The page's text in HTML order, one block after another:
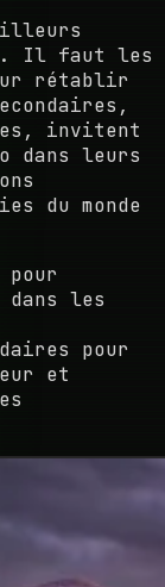
Il faut les
rétablir
invitent
dans leurs
du monde
les
pour
et